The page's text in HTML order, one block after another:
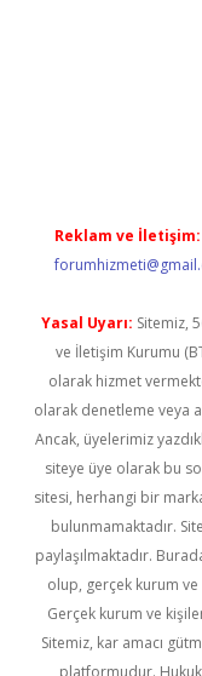
Reklam ve İletişim:
Yasal Uyarı: Sitemiz,
ve İletişim Kurumu
olarak hizmet
olarak denetleme veya
Ancak, üyelerimiz
siteye üye olarak bu
sitesi, herhangi bir
bulunmamaktadır.
paylaşılmaktadır.
olup, gerçek kurum ve
Gerçek kurum ve
Sitemiz, kar amacı
platformudur.